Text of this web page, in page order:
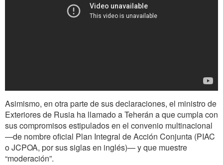
Asimismo, en otra parte de sus declaraciones, el ministro de
Exteriores de Rusia ha llamado a Teherán a que cumpla con
sus compromisos estipulados en el convenio multinacional
—de nombre oficial Plan Integral de Acción Conjunta (PIAC
o JCPOA, por sus siglas en inglés)— y que muestre
“moderación”.